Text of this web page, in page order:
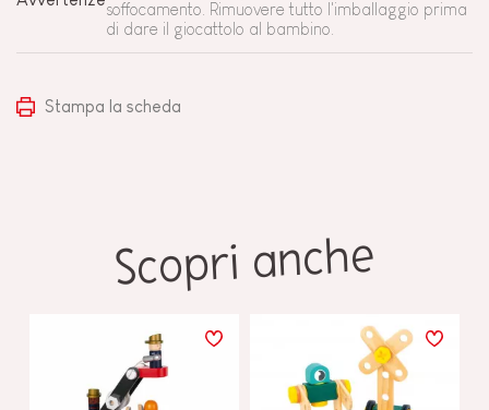
soffocamento. Rimuovere tutto l'imballaggio prima
di dare il giocattolo al bambino.
Stampa la scheda
Scopri anche